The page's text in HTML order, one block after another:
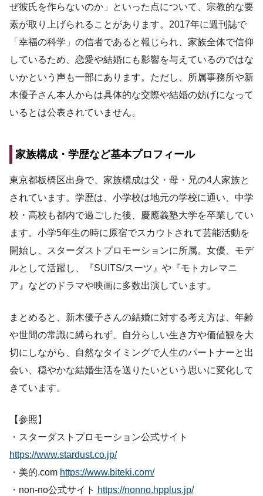
ぜ彼氏を作らないのか」といった点について、宗教的な要
素が取り上げられることがあります。2017年に週刊誌で
「幸福の科学」の信者であると報じられ、家族全体で信仰
しているため、恋愛や結婚にも影響を与えているのではな
いかという声も一部にあります。ただし、所属事務所や新
木優子さん本人からは具体的な交際や結婚の妨げになって
いるとは公表されていません。
家族構成・学歴など基本プロフィール
東京都板橋区出身で、家族構成は父・母・兄の4人家族と
されています。学歴は、小学校は地元の学校に通い、中学
校・高校も都内で過ごした後、慶應義塾大学を卒業してい
ます。小学5年生の時に原宿でスカウトされて芸能活動を
開始し、スターダストプロモーションに所属。女優、モデ
ルとして活躍し、『SUITS/スーツ』や『モトカレマニ
ア』などのドラマや映画に多数出演しています。
まとめると、新木優子さんの結婚に対する考え方は、年齢
や世間の常識に縛られず、自分らしい生き方や価値観を大
切にしながら、自然なタイミングで人生のパートナーと出
会い、穏やかな結婚生活を送りたいという思いに変化して
きています。
【参照】
・スターダストプロモーション公式サイト
https://www.stardust.co.jp/
・美的.com https://www.biteki.com/
・non-no公式サイト https://nonno.hpplus.jp/